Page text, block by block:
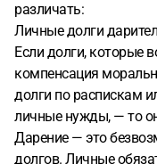
различать:
Личные долги
Если долги, которые
компенсация
долги по распискам
личные нужды, — то
Дарение — это
долгов. Личные